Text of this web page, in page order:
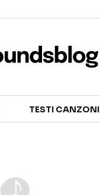
TALENT SHOW
TESTI CANZONI